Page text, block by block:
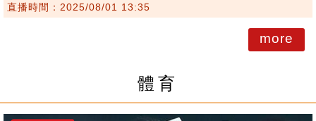
直播時間：2025/08/01 13:35
more
體育